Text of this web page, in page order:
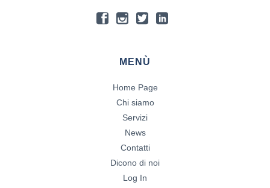
MENÙ
Home Page
Chi siamo
Servizi
News
Contatti
Dicono di noi
Log In